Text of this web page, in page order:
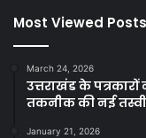
Most Viewed Posts
March 24, 2026
उत्तराखंड के
तकनीक की नई
January 21, 2026